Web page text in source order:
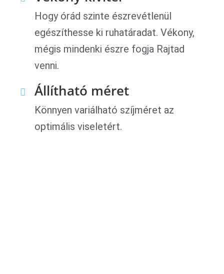
Hogy órád szinte észrevétlenül
egészíthesse ki ruhatáradat. Vékony,
mégis mindenki észre fogja Rajtad
venni.
Állítható méret
Könnyen variálható szíjméret az
optimális viseletért.